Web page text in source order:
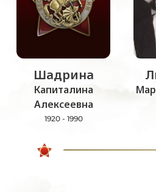
Шадрина
Капиталина
Алексеевна
1920 - 1990